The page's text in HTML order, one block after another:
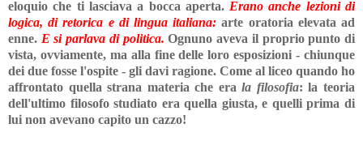
eloquio che ti lasciava a bocca aperta. Erano anche lezioni di
logica, di retorica e di lingua italiana: arte oratoria elevata ad
enne. E si parlava di politica. Ognuno aveva il proprio punto di
vista, ovviamente, ma alla fine delle loro esposizioni - chiunque
dei due fosse l'ospite - gli davi ragione. Come al liceo quando ho
affrontato quella strana materia che erala filosofia: la teoria
dell'ultimo filosofo studiato era quella giusta, e quelli prima di
lui non avevano capito un cazzo!